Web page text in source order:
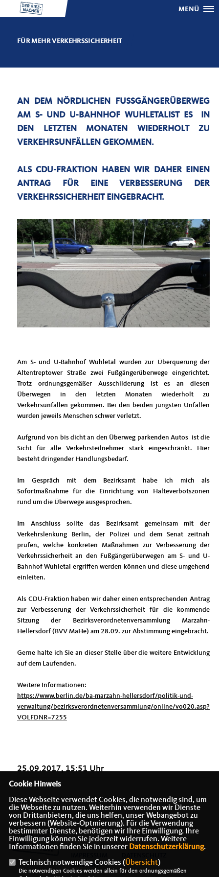
MENÜ
FÜR MEHR VERKEHRSSICHERHEIT
AN DEM NÖRDLICHEN FUSSGÄNGERÜBERWEG A
M S- UND U-BAHNHOF WUHLETALIST ES IN D
EN LETZTEN MONATEN WIEDERHOLT ZU V
ERKEHRSUNFÄLLEN GEKOMMEN.
ALS CDU-FRAKTION HABEN WIR DAHER EINEN
ANTRAG FÜR EINE VERBESSERUNG DER
VERKEHRSSICHERHEIT EINGEBRACHT.
Am S- und U-Bahnhof Wuhletal wurden zur Überquerung der
Altentreptower Straße zwei Fußgängerüberwege eingerichtet.
Trotz ordnungsgemäßer Ausschilderung ist es an diesen
Überwegen in den letzten Monaten wiederholt zu
Verkehrsunfällen gekommen. Bei den beiden jüngsten Unfällen
wurden jeweils Menschen schwer verletzt.
Aufgrund von bis dicht an den Überweg parkenden Autos ist die
Sicht für alle Verkehrsteilnehmer stark eingeschränkt. Hier
besteht dringender Handlungsbedarf.
Im Gespräch mit dem Bezirksamt habe ich mich als
Sofortmaßnahme für die Einrichtung von Halteverbotszonen
rund um die Überwege ausgesprochen.
Im Anschluss sollte das Bezirksamt gemeinsam mit der
Verkehrslenkung Berlin, der Polizei und dem Senat zeitnah
prüfen, welche konkreten Maßnahmen zur Verbesserung der
Verkehrssicherheit an den Fußgängerüberwegen am S- und U-
Bahnhof Wuhletal ergriffen werden können und diese umgehend
einleiten.
Als CDU-Fraktion haben wir daher einen entsprechenden Antrag
zur Verbesserung der Verkehrssicherheit für die kommende
Sitzung der Bezirksverordnetenversammlung Marzahn-
Hellersdorf (BVV MaHe) am 28.09. zur Abstimmung eingebracht.
Gerne halte ich Sie an dieser Stelle über die weitere Entwicklung
auf dem Laufenden.
Weitere Informationen:
https://www.berlin.de/ba-marzahn-hellersdorf/politik-und-
verwaltung/bezirksverordnetenversammlung/online/vo020.asp?
VOLFDNR=7255
25.09.2017, 15:51 Uhr
KONTAKT
Cookie Hinweis
Diese Webseite verwendet Cookies, die notwendig sind, um
die Webseite zu nutzen. Weiterhin verwenden wir Dienste
von Drittanbietern, die uns helfen, unser Webangebot zu
verbessern (Website-Optmierung). Für die Verwendung
bestimmter Dienste, benötigen wir Ihre Einwilligung. Ihre
Einwilligung können Sie jederzeit widerrufen. Weitere
Informationen finden Sie in unserer Datenschutzerklärung.
Technisch notwendige Cookies (Übersicht)
Die notwendigen Cookies werden allein für den ordnungsgemäßen